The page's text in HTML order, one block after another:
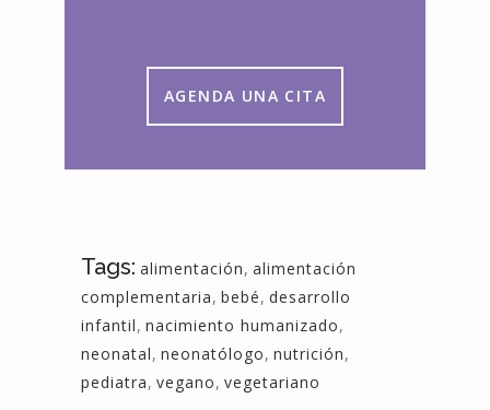
AGENDA UNA CITA
Tags: alimentación, alimentación
complementaria, bebé, desarrollo
infantil, nacimiento humanizado,
neonatal, neonatólogo, nutrición,
pediatra, vegano, vegetariano